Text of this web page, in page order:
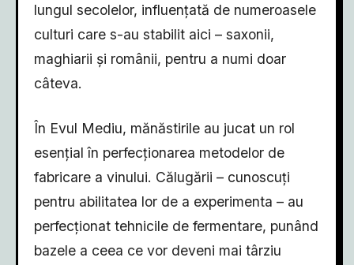
lungul secolelor, influențată de numeroasele
culturi care s-au stabilit aici – saxonii,
maghiarii și românii, pentru a numi doar
câteva.
În Evul Mediu, mănăstirile au jucat un rol
esențial în perfecționarea metodelor de
fabricare a vinului. Călugării – cunoscuți
pentru abilitatea lor de a experimenta – au
perfecționat tehnicile de fermentare, punând
bazele a ceea ce vor deveni mai târziu